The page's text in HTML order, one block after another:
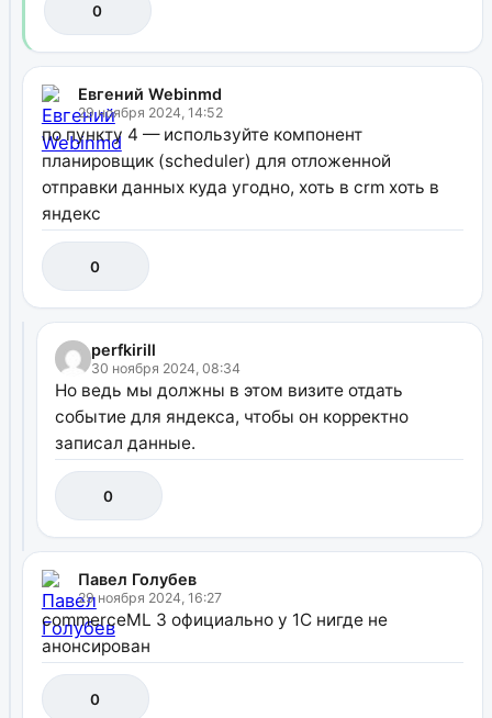
0
Евгений Webinmd
29 ноября 2024, 14:52
по пункту 4 — используйте компонент
планировщик (scheduler) для отложенной
отправки данных куда угодно, хоть в crm хоть в
яндекс
0
perfkirill
30 ноября 2024, 08:34
Но ведь мы должны в этом визите отдать
событие для яндекса, чтобы он корректно
записал данные.
0
Павел Голубев
29 ноября 2024, 16:27
commerceML 3 официально у 1С нигде не
анонсирован
0